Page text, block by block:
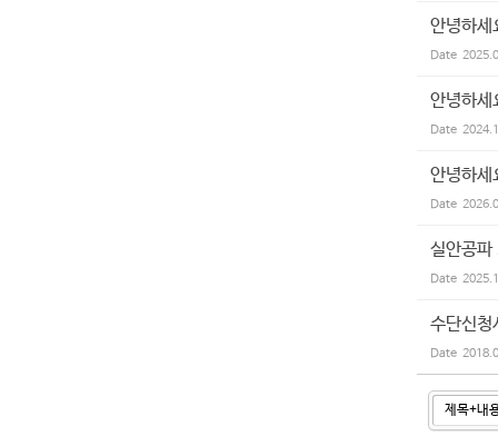
안녕하세
Date
안녕하세
Date
안녕하세
Date
실안공
Date
수단신청
Date